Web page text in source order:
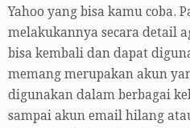
Yahoo yang bisa kamu coba.
melakukannya secara detail
bisa kembali dan dapat
memang merupakan akun
digunakan dalam berbagai
sampai akun email hilang